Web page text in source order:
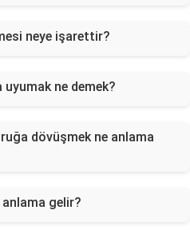
neye işarettir?
uyumak ne demek?
dövüşmek ne anlama
gelir?